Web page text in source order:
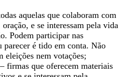
aquelas que colaboram com
e se interessam pela vida
Podem participar nas
parecer é tido em conta. Não
eleições nem votações;
– firmas que oferecem materiais